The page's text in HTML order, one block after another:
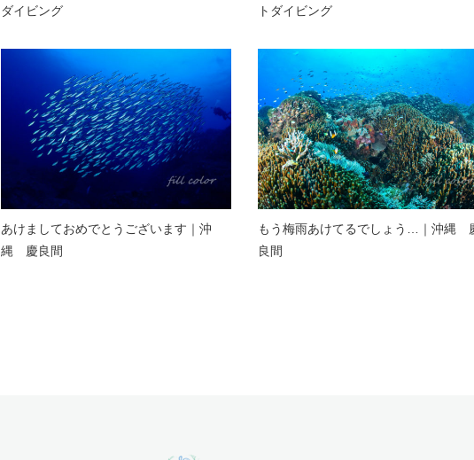
ダイビング トダイビング
あけましておめでとうございます｜沖
縄 慶良間
もう梅雨あけてるでしょう…｜沖縄
良間